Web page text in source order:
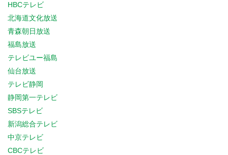
HBCテレビ
北海道文化放送
青森朝日放送
福島放送
テレビユー福島
仙台放送
テレビ静岡
静岡第一テレビ
SBSテレビ
新潟総合テレビ
中京テレビ
CBCテレビ